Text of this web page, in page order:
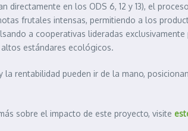
directamente en los ODS 6, 12 y 13), el
frutales intensas, permitiendo a los
a cooperativas lideradas
estándares ecológicos.
rentabilidad pueden ir de la mano,
sobre el impacto de este proyecto, visite